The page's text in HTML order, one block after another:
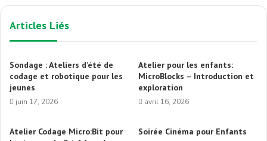
Articles Liés
Sondage : Ateliers d’été de
codage et robotique pour les
jeunes
juin 17, 2026
Atelier pour les enfants:
MicroBlocks – Introduction et
exploration
avril 16, 2026
Atelier Codage Micro:Bit pour
Soirée Cinéma pour Enfants